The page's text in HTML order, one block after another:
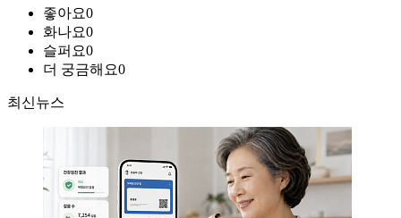
좋아요0
화나요0
슬퍼요0
더 궁금해요0
최신뉴스